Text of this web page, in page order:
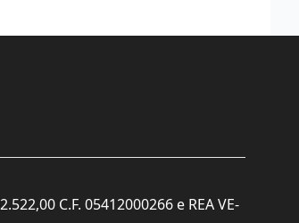
C.F. 05412000266 e REA VE-